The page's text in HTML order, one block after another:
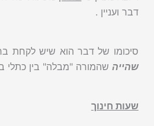
דבר ועניין .
סיכומו של דבר הוא שיש לקחת
שהייה שהמורה "מבלה" בין כתלי
שעות חינוך